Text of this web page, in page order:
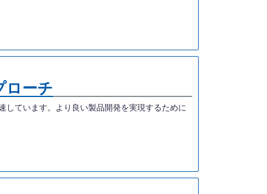
ローチ
ています。より良い製品開発を実現するために